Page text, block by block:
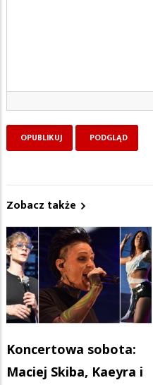
Zobacz także
Koncertowa sobota:
Maciej Skiba, Kaeyra i